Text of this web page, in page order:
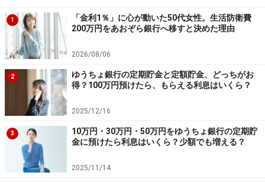
（1）積立をする
（2）給与振込口座にする
（3）インターネットバンクを開設する
（4）住宅ローンがある
（5）カードローン ……等々
それぞれにポイントが定められていて、合計ポイントが
基準を超えるとコンビニATM手数料が3回～無制限無料
となるというルールになっています。
1
「金利1％」に心が動いた50代女性。生活防衛費
200万円をあおぞら銀行へ移すと決めた理由
2026/08/06
2
ゆうちょ銀行の定期貯金と定額貯金、どっちがお
得？100万円預けたら、もらえる利息はいくら？
2025/12/16
3
10万円・30万円・50万円をゆうちょ銀行の定期貯
金に預けたら利息はいくら？少額でも増える？
2025/11/14